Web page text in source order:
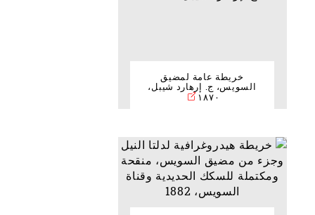
خريطة عامة لمضيق
السويس، ج. إرهارد شيبل،
١٨٧٠